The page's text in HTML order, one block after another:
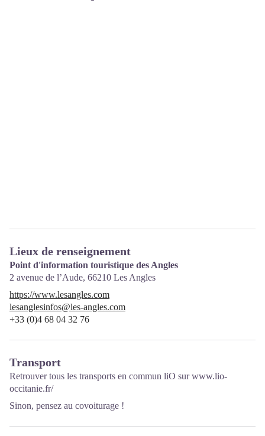
Lieux de renseignement
Point d'information touristique des Angles
2 avenue de l’Aude, 66210 Les Angles
https://www.lesangles.com
lesanglesinfos@les-angles.com
+33 (0)4 68 04 32 76
Transport
Retrouver tous les transports en commun liO surwww.lio-
occitanie.fr/
Sinon, pensez au covoiturage !